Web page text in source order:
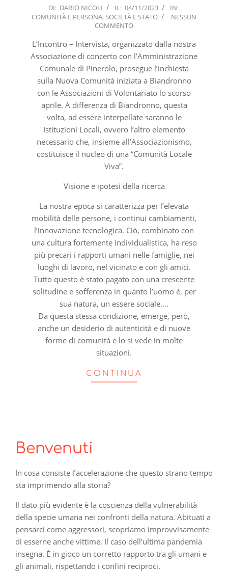
2023-
11-
DI: DARIO NICOLI IL: 04/11/2023
IN:
COMUNITÀ E PERSONA, SOCIETÀ E STATO
NESSUN
COMMENTO
L’Incontro – Intervista, organizzato dalla nostra
Associazione di concerto con l’Amministrazione
Comunale di Pinerolo, prosegue l’inchiesta
sulla Nuova Comunità iniziata a Biandronno
con le Associazioni di Volontariato lo scorso
aprile. A differenza di Biandronno, questa
volta, ad essere interpellate saranno le
Istituzioni Locali, ovvero l’altro elemento
necessario che, insieme all’Associazionismo,
costituisce il nucleo di una “Comunità Locale
Viva”.
Visione e ipotesi della ricerca
La nostra epoca si caratterizza per l’elevata
mobilità delle persone, i continui cambiamenti,
l’innovazione tecnologica. Ciò, combinato con
una cultura fortemente individualistica, ha reso
più precari i rapporti umani nelle famiglie, nei
luoghi di lavoro, nel vicinato e con gli amici.
Tutto questo è stato pagato con una crescente
solitudine e sofferenza in quanto l’uomo è, per
sua natura, un essere sociale….
Da questa stessa condizione, emerge, però,
anche un desiderio di autenticità e di nuove
forme di comunità e lo si vede in molte
situazioni.
CONTINUA
Benvenuti
In cosa consiste l’accelerazione che questo strano tempo
sta imprimendo alla storia?
Il dato più evidente è la coscienza della vulnerabilità
della specie umana nei confronti della natura. Abituati a
pensarci come aggressori, scopriamo improvvisamente
di esserne anche vittime. Il caso dell’ultima pandemia
insegna. È in gioco un corretto rapporto tra gli umani e
gli animali, rispettando i confini reciproci.